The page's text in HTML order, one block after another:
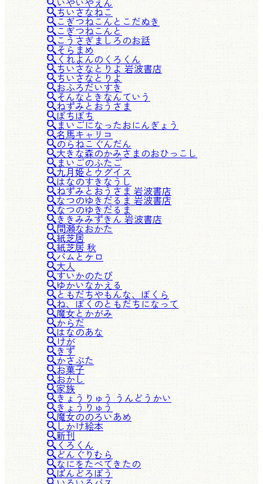
ちいさなねこ
こぎつねこんとこだぬき
こぎつねこんと
こうさぎましろのお話
そらまめ
くれよんのくろくん
ちいさなとりよ 岩波書店
ちいさなとりよ
おふろだいすき
そんなときなんていう
ねずみとおうさま
ぼちぼち
まいごになったおにんぎょう
名馬キャリコ
のらねこぐんだん
大きな森のかみさまのおひっこし
まいごのふたご
九月姫とウグイス
はなのすきなうし
ねずみとおうさま 岩波書店
なつのゆきだるま 岩波書店
なつのゆきだるま
ききみみずきん 岩波書店
間瀬なおかた
紙芝居
紙芝居 秋
バムとケロ
大人
すいかのたび
ゆかいなかえる
ともだちやもんな、ぼくら
ね、ぼくのともだちになって
魔女とかがみ
からだ
はなのあな
けが
きず
かさぶた
お菓子
おかし
家族
きょうりゅう うんどうかい
きょうりゅう
魔女ののろいあめ
しかけ絵本
新刊
くろくん
どんぐりむら
なにをたべてきたの
ぱんどろぼう